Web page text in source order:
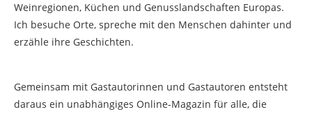
Weinregionen, Küchen und Genusslandschaften Europas.
Ich besuche Orte, spreche mit den Menschen dahinter und
erzähle ihre Geschichten.
Gemeinsam mit Gastautorinnen und Gastautoren entsteht
daraus ein unabhängiges Online-Magazin für alle, die